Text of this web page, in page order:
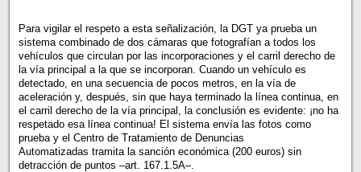
Para vigilar el respeto a esta señalización, la DGT ya prueba un
sistema combinado de dos cámaras que fotografían a todos los
vehículos que circulan por las incorporaciones y el carril derecho de
la vía principal a la que se incorporan. Cuando un vehículo es
detectado, en una secuencia de pocos metros, en la vía de
aceleración y, después, sin que haya terminado la línea continua, en
el carril derecho de la vía principal, la conclusión es evidente: ¡no ha
respetado esa línea continua! El sistema envía las fotos como
prueba y el Centro de Tratamiento de Denuncias
Automatizadas tramita la sanción económica (200 euros) sin
detracción de puntos –art. 167.1.5A–.